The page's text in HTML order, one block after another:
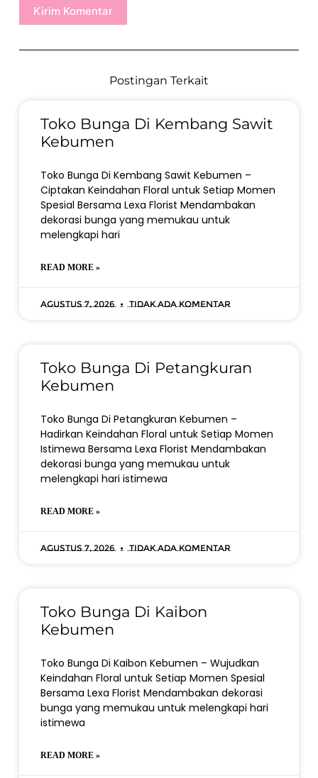
Kirim Komentar
Postingan Terkait
Toko Bunga Di Kembang Sawit
Kebumen
Toko Bunga Di Kembang Sawit Kebumen –
Ciptakan Keindahan Floral untuk Setiap Momen
Spesial Bersama Lexa Florist Mendambakan
dekorasi bunga yang memukau untuk
melengkapi hari
READ MORE »
Agustus 7, 2026 Tidak ada komentar
Toko Bunga Di Petangkuran
Kebumen
Toko Bunga Di Petangkuran Kebumen –
Hadirkan Keindahan Floral untuk Setiap Momen
Istimewa Bersama Lexa Florist Mendambakan
dekorasi bunga yang memukau untuk
melengkapi hari istimewa
READ MORE »
Agustus 7, 2026 Tidak ada komentar
Toko Bunga Di Kaibon
Kebumen
Toko Bunga Di Kaibon Kebumen – Wujudkan
Keindahan Floral untuk Setiap Momen Spesial
Bersama Lexa Florist Mendambakan dekorasi
bunga yang memukau untuk melengkapi hari
istimewa
READ MORE »